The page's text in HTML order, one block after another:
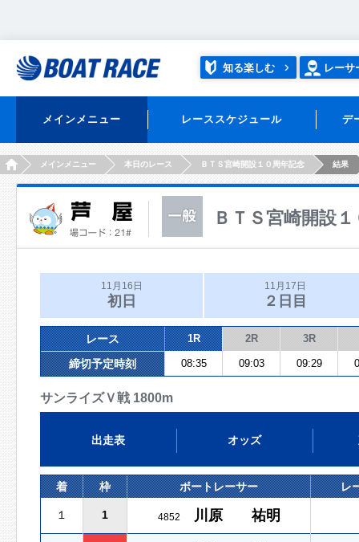
知る楽しむ レーサ
メインメニュー レーススケジュール デ
HOMEメインメニュー 本日のレース ＢＴＳ宮崎開設１０周年記念 結果
ＢＴＳ宮崎開設
11月16日
初日
11月17日
２日目
レース 1R 2R 3R
締切予定時刻 08:35 09:03 09:29
サンライズＶ戦 1800m
出走表 オッズ
着 枠 ボートレーサー レ
１ 1 4852 川原 祐明